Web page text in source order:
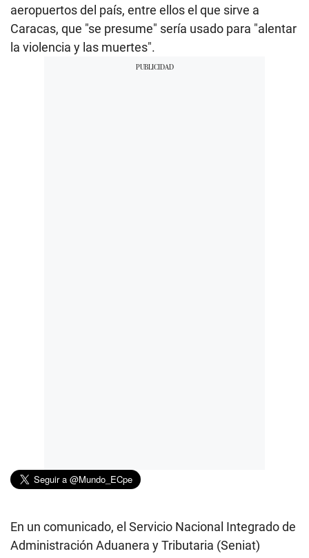
aeropuertos del país, entre ellos el que sirve a
Caracas, que "se presume" sería usado para "alentar
la violencia y las muertes".
En un comunicado, el Servicio Nacional Integrado de
Administración Aduanera y Tributaria (Seniat)